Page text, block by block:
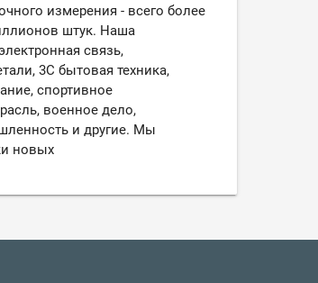
измерения - всего более
штук. Наша
связь,
3C бытовая техника,
спортивное
военное дело,
и другие. Мы
новых